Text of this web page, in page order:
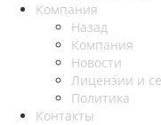
Компания
Назад
Компания
Новости
Лицензии и
Политика
Контакты